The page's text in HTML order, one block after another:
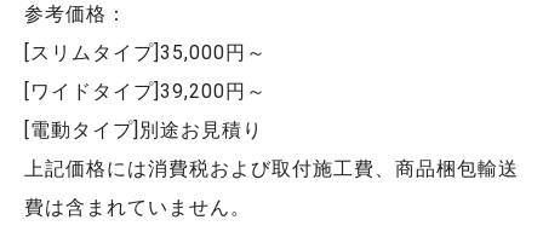
参考価格：
[スリムタイプ]35,000円～
[ワイドタイプ]39,200円～
[電動タイプ]別途お見積り
上記価格には消費税および取付施工費、商品梱包輸送
費は含まれていません。